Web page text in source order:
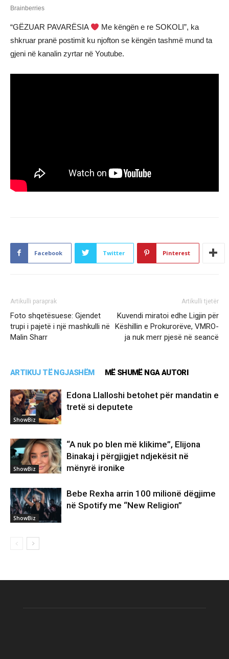
“GËZUAR PAVARËSIA
Me këngën e re SOKOLI”, ka
shkruar pranë postimit ku njofton se këngën tashmë mund ta
gjeni në kanalin zyrtar në Youtube.
Facebook Twitter Pinterest
Artikulli paraprak
Foto shqetësuese: Gjendet
trupi i pajetë i një mashkulli në
Malin Sharr
Artikulli tjetër
Kuvendi miratoi edhe Ligjin për
Këshillin e Prokurorëve, VMRO-
ja nuk merr pjesë në seancë
ARTIKUJ TË NGJASHËM MË SHUMË NGA AUTORI
ShowBiz
Edona Llalloshi betohet për mandatin e
tretë si deputete
ShowBiz
“A nuk po blen më klikime”, Elijona
Binakaj i përgjigjet ndjekësit në
mënyrë ironike
ShowBiz
Bebe Rexha arrin 100 milionë dëgjime
në Spotify me “New Religion”